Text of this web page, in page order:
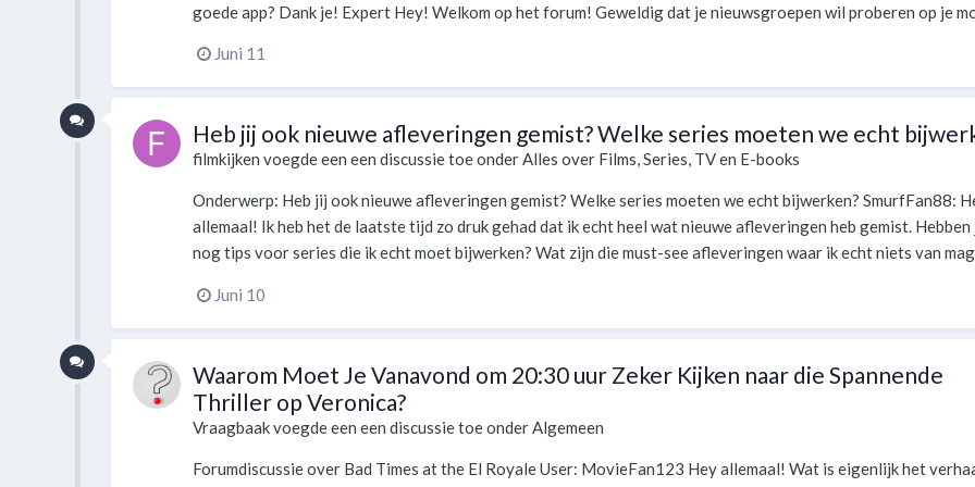
goede app? Dank je! Expert Hey! Welkom op het forum! Geweldig dat je nieuwsgroepen wil proberen op je
Juni 11
Heb jij ook nieuwe afleveringen gemist? Welke series moeten we echt
filmkijken voegde een een discussie toe onderAlles over Films, Series, TV en E-books
Onderwerp: Heb jij ook nieuwe afleveringen gemist? Welke series moeten we echt bijwerken? SmurfFan88:
allemaal! Ik heb het de laatste tijd zo druk gehad dat ik echt heel wat nieuwe afleveringen heb gemist.
nog tips voor series die ik echt moet bijwerken? Wat zijn die must-see afleveringen waar ik echt niets van
Juni 10
Waarom Moet Je Vanavond om 20:30 uur Zeker Kijken naar die Spannende
Thriller op Veronica?
Vraagbaakvoegde een een discussie toe onderAlgemeen
Forumdiscussie over Bad Times at the El Royale User: MovieFan123 Hey allemaal! Wat is eigenlijk het